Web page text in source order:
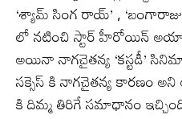
‘శ్యామ్ సింగ రాయ్’ ,
లో నటించి స్టార్ హీరోయిన్
అయినా నాగచైతన్య ‘కస్టడీ’
సక్సెస్ కి నాగచైతన్య కారణం అని
కి దిమ్మ తిరిగే సమాధానం